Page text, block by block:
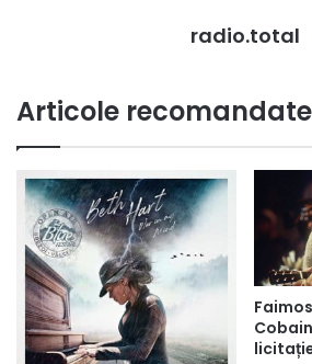
radio.total
Articole recomandate